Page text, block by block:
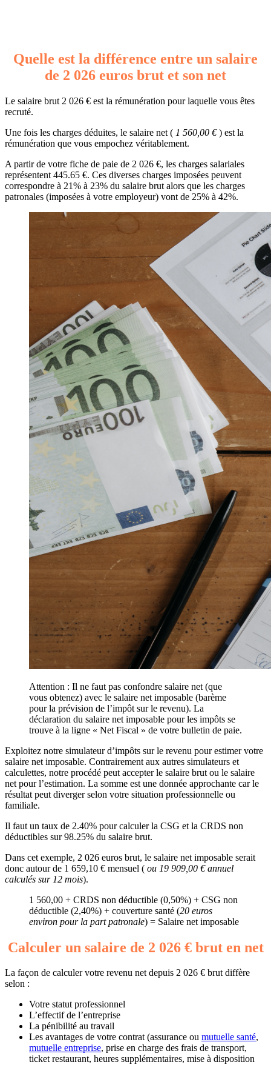
Quelle est la différence entre un salaire
de 2 026 euros brut et son net
Le salaire brut 2 026 € est la rémunération pour laquelle vous êtes
recruté.
Une fois les charges déduites, le salaire net ( 1 560,00 €) est la
rémunération que vous empochez véritablement.
A partir de votre fiche de paie de 2 026 €, les charges salariales
représentent 445.65 €. Ces diverses charges imposées peuvent
correspondre à 21% à 23% du salaire brut alors que les charges
patronales (imposées à votre employeur) vont de 25% à 42%.
Attention : Il ne faut pas confondre salaire net (que
vous obtenez) avec le salaire net imposable (barème
pour la prévision de l’impôt sur le revenu). La
déclaration du salaire net imposable pour les impôts se
trouve à la ligne « Net Fiscal » de votre bulletin de paie.
Exploitez notre simulateur d’impôts sur le revenu pour estimer votre
salaire net imposable. Contrairement aux autres simulateurs et
calculettes, notre procédé peut accepter le salaire brut ou le salaire
net pour l’estimation. La somme est une donnée approchante car le
résultat peut diverger selon votre situation professionnelle ou
familiale.
Il faut un taux de 2.40% pour calculer la CSG et la CRDS non
déductibles sur 98.25% du salaire brut.
Dans cet exemple, 2 026 euros brut, le salaire net imposable serait
donc autour de 1 659,10 € mensuel ( ou 19 909,00 € annuel
calculés sur 12 mois).
1 560,00 + CRDS non déductible (0,50%) + CSG non
déductible (2,40%) + couverture santé (20 euros
environ pour la part patronale) = Salaire net imposable
Calculer un salaire de 2 026 € brut en net
La façon de calculer votre revenu net depuis 2 026 € brut diffère
selon :
Votre statut professionnel
L’effectif de l’entreprise
La pénibilité au travail
Les avantages de votre contrat (assurance ou mutuelle santé,
mutuelle entreprise, prise en charge des frais de transport,
ticket restaurant, heures supplémentaires, mise à disposition